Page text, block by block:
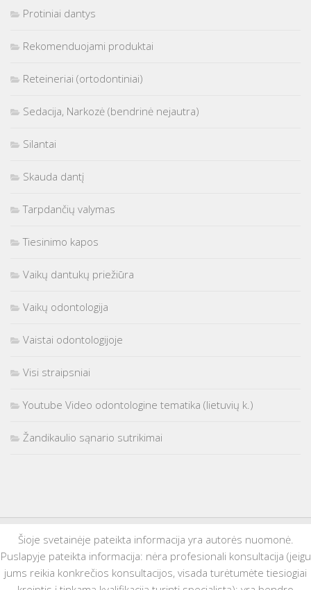
Protiniai dantys
Rekomenduojami produktai
Reteineriai (ortodontiniai)
Sedacija, Narkozė (bendrinė nejautra)
Silantai
Skauda dantį
Tarpdančių valymas
Tiesinimo kapos
Vaikų dantukų priežiūra
Vaikų odontologija
Vaistai odontologijoje
Visi straipsniai
Youtube Video odontologine tematika (lietuvių k.)
Žandikaulio sąnario sutrikimai
Šioje svetainėje pateikta informacija yra autorės nuomonė.
Puslapyje pateikta informacija: nėra profesionali konsultacija (jeigu
jums reikia konkrečios konsultacijos, visada turėtumėte tiesiogiai